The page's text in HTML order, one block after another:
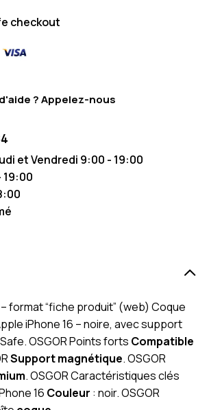
checkout
? Appelez-nous
et Vendredi 9:00 - 19:00
19:00
format “fiche produit” (web) Coque
iPhone 16 – noire, avec support
OSGOR Points forts Compatible
Support magnétique. OSGOR
. OSGOR Caractéristiques clés
16 Couleur : noir. OSGOR